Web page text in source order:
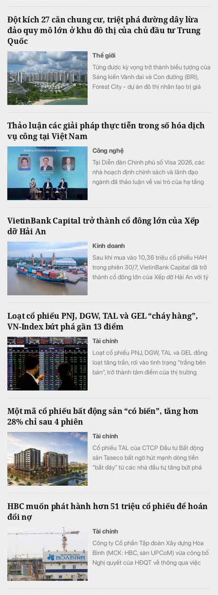
Đột kích 27 căn chung cư, triệt phá đường dây lừa
đảo quy mô lớn ở khu đô thị của chủ đầu tư Trung
Quốc
Thế giới
Từng được kỳ vọng trở thành biểu tượng của
Sáng kiến Vành đai và Con đường (BRI),
Forest City - dự án đô thị nhân tạo trị giá
Thảo luận các giải pháp thực tiễn trong số hóa dịch
vụ công tại Việt Nam
Công nghệ
Tại Diễn đàn Chính phủ số Visa 2026, các
nhà hoạch định chính sách và lãnh đạo
ngành đã thảo luận về vai trò của hạ tầng
VietinBank Capital trở thành cổ đông lớn của Xếp
dỡ Hải An
Kinh doanh
Sau khi mua vào 10,36 triệu cổ phiếu HAH
trong phiên 30/7, VietinBank Capital đã trở
thành cổ đông lớn của Xếp dỡ Hải An với tỷ
Loạt cổ phiếu PNJ, DGW, TAL và GEL “cháy hàng”,
VN-Index bứt phá gần 13 điểm
Tài chính
Loạt cổ phiếu PNJ, DGW, TAL và GEL đồng
loạt tăng trần, rơi vào tình trạng "trắng bên
bán", trở thành tâm điểm của thị trường
Một mã cổ phiếu bất động sản “có biến”, tăng hơn
28% chỉ sau 4 phiên
Tài chính
Cổ phiếu TAL của CTCP Đầu tư Bất động
sản Taseco bất ngờ hút mạnh dòng tiền
“bắt đáy” từ các nhà đầu tư, tăng bứt phá
HBC muốn phát hành hơn 51 triệu cổ phiếu để hoán
đổi nợ
Tài chính
Công ty Cổ phần Tập đoàn Xây dựng Hòa
Bình (MCK: HBC, sàn UPCoM) vừa công bố
Nghị quyết của HĐQT về thông qua việc